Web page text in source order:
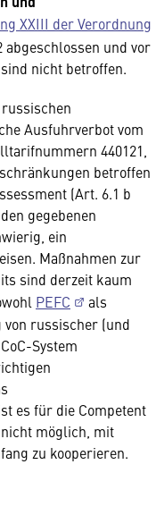
XXIII der Verordnung
abgeschlossen und vor
nicht betroffen.
Ausfuhrverbot vom
440121,
betroffen
(Art. 6.1 b
gegebenen
ein
Maßnahmen zur
sind derzeit kaum
PEFC
als
von russischer (und
System
es für die Competent
möglich, mit
zu kooperieren.